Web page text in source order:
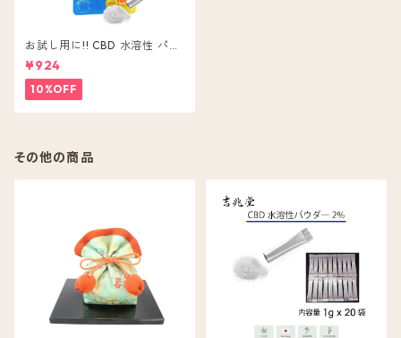
お試し用に!! CBD 水溶性 パウ
ダー 5本入 CBD ( 含有量 1包 2
0mg ) 粉末 無味無色
¥924
10%OFF
その他の商品